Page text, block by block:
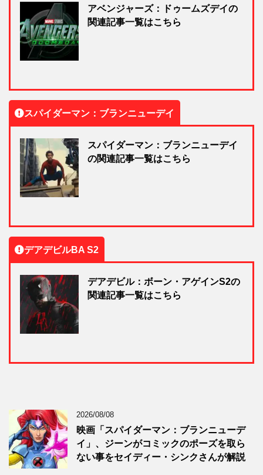
アベンジャーズ：ドゥームズデイの
関連記事一覧はこちら
スパイダーマン：ブランニューデイ
スパイダーマン：ブランニューデイ
の関連記事一覧はこちら
デアデビルBA S2
デアデビル：ボーン・アゲインS2の
関連記事一覧はこちら
2026/08/08
映画「スパイダーマン：ブランニューデ
イ」、ジーンがコミックのポーズを取ら
ない事をセイディー・シンクさんが解説